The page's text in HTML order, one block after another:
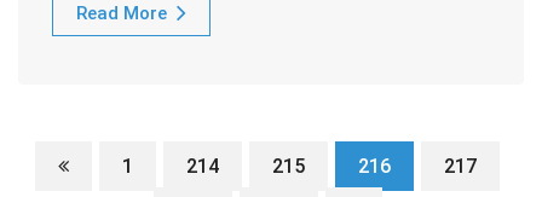
Read More
1 214 215 216
217